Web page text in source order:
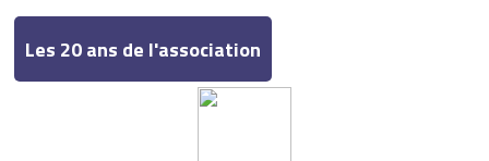
Les 20 ans de l'association